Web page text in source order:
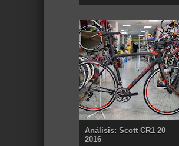
Análisis: Scott CR1 20
2016